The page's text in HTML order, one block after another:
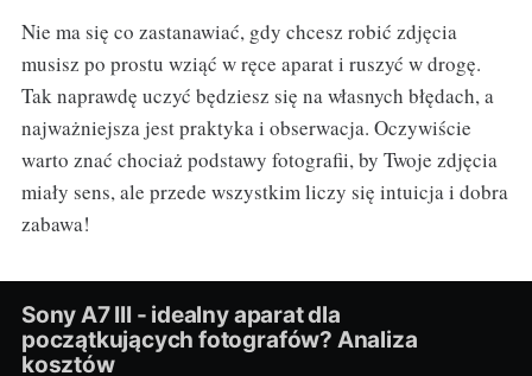
Nie ma się co zastanawiać, gdy chcesz robić zdjęcia
musisz po prostu wziąć w ręce aparat i ruszyć w drogę.
Tak naprawdę uczyć będziesz się na własnych błędach, a
najważniejsza jest praktyka i obserwacja. Oczywiście
warto znać chociaż podstawy fotografii, by Twoje zdjęcia
miały sens, ale przede wszystkim liczy się intuicja i dobra
zabawa!
Sony A7 III - idealny aparat dla
początkujących fotografów? Analiza
kosztów